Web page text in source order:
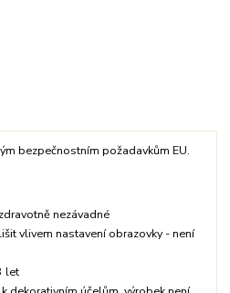
bezpečnostním požadavkům EU.
nezávadné
vlivem nastavení obrazovky - není
let